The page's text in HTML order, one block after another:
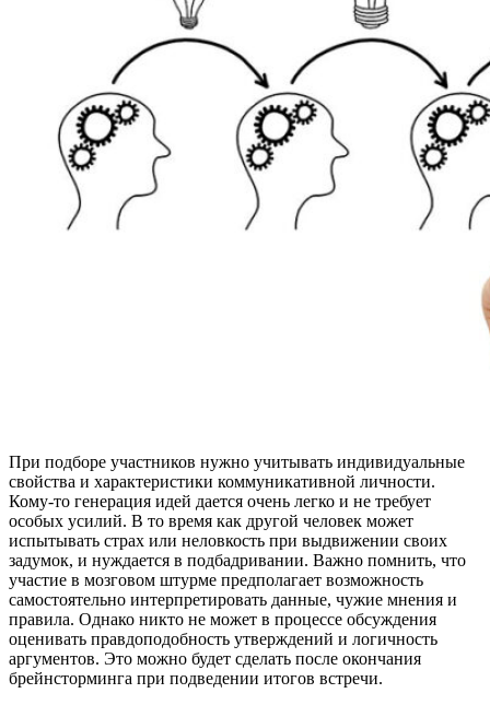
При подборе участников нужно учитывать индивидуальные
свойства и характеристики коммуникативной личности.
Кому-то генерация идей дается очень легко и не требует
особых усилий. В то время как другой человек может
испытывать страх или неловкость при выдвижении своих
задумок, и нуждается в подбадривании. Важно помнить, что
участие в мозговом штурме предполагает возможность
самостоятельно интерпретировать данные, чужие мнения и
правила. Однако никто не может в процессе обсуждения
оценивать правдоподобность утверждений и логичность
аргументов. Это можно будет сделать после окончания
брейнсторминга при подведении итогов встречи.